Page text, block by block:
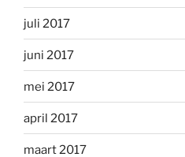
juli 2017
juni 2017
mei 2017
april 2017
maart 2017